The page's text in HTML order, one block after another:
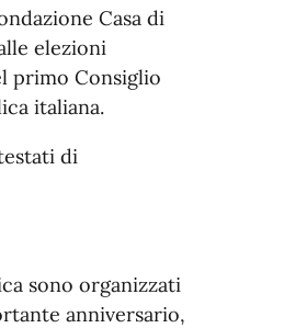
Casa di
elezioni
primo Consiglio
italiana.
di
sono organizzati
anniversario,